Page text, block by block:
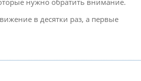
нужно обратить внимание.
в десятки раз, а первые